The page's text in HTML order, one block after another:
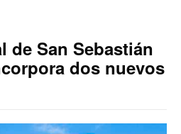
de San Sebastián
dos nuevos